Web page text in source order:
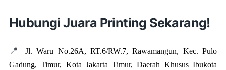
Hubungi Juara Printing Sekarang!
📍
Jl. Waru No.26A, RT.6/RW.7, Rawamangun, Kec. Pulo
Gadung, Timur, Kota Jakarta Timur, Daerah Khusus Ibukota